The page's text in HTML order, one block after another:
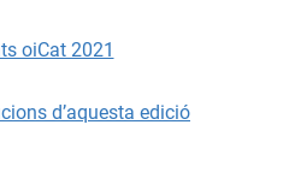
oiCat 2021
d’aquesta edició